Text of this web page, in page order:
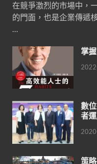
在競爭激烈的市場中，
的門面，也是企業傳遞
…
掌
數
者
策